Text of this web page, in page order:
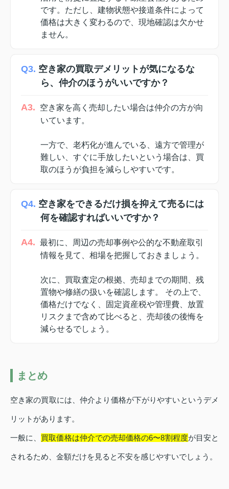
です。ただし、建物状態や接道条件によって
価格は大きく変わるので、現地確認は欠かせ
ません。
Q3. 空き家の買取デメリットが気になるな
ら、仲介のほうがいいですか？
A3.
空き家を高く売却したい場合は仲介の方が向
いています。
一方で、老朽化が進んでいる、遠方で管理が
難しい、すぐに手放したいという場合は、買
取のほうが負担を減らしやすいです。
Q4. 空き家をできるだけ損を抑えて売るには
何を確認すればいいですか？
A4. 最初に、周辺の売却事例や公的な不動産取引
情報を見て、相場を把握しておきましょう。
次に、買取査定の根拠、売却までの期間、残
置物や修繕の扱いを確認します。 その上で、
価格だけでなく、固定資産税や管理費、放置
リスクまで含めて比べると、売却後の後悔を
減らせるでしょう。
まとめ
空き家の買取には、仲介より価格が下がりやすいというデメ
リットがあります。
一般に、 買取価格は仲介での売却価格の6〜8割程度が目安と
されるため、金額だけを見ると不安を感じやすいでしょう。